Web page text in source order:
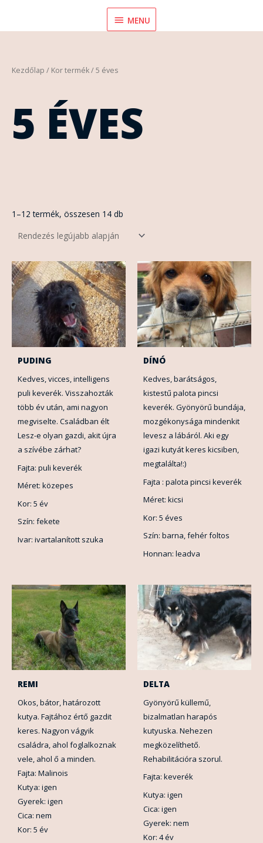
MENU
MENU
Kezdőlap / Kor termék / 5 éves
5 ÉVES
1–12 termék, összesen 14 db
PUDING
Kedves, vicces, intelligens
puli keverék. Visszahozták
több év után, ami nagyon
megviselte. Családban élt
Lesz-e olyan gazdi, akit újra
a szívébe zárhat?
Fajta: puli keverék
Méret: közepes
Kor: 5 év
Szín: fekete
Ivar: ivartalanított szuka
DÍNÓ
Kedves, barátságos,
kistestű palota pincsi
keverék. Gyönyörű bundája,
mozgékonysága mindenkit
levesz a lábáról. Aki egy
igazi kutyát keres kicsiben,
megtalálta!:)
Fajta : palota pincsi keverék
Méret: kicsi
Kor: 5 éves
Szín: barna, fehér foltos
Honnan: leadva
REMI
Okos, bátor, határozott
kutya. Fajtához értő gazdit
keres. Nagyon vágyik
családra, ahol foglalkoznak
vele, ahol ő a minden.
Fajta: Malinois
Kutya: igen
Gyerek: igen
Cica: nem
Kor: 5 év
DELTA
Gyönyörű küllemű,
bizalmatlan harapós
kutyuska. Nehezen
megközelíthető.
Rehabilitációra szorul.
Fajta: keverék
Kutya: igen
Cica: igen
Gyerek: nem
Kor: 4 év